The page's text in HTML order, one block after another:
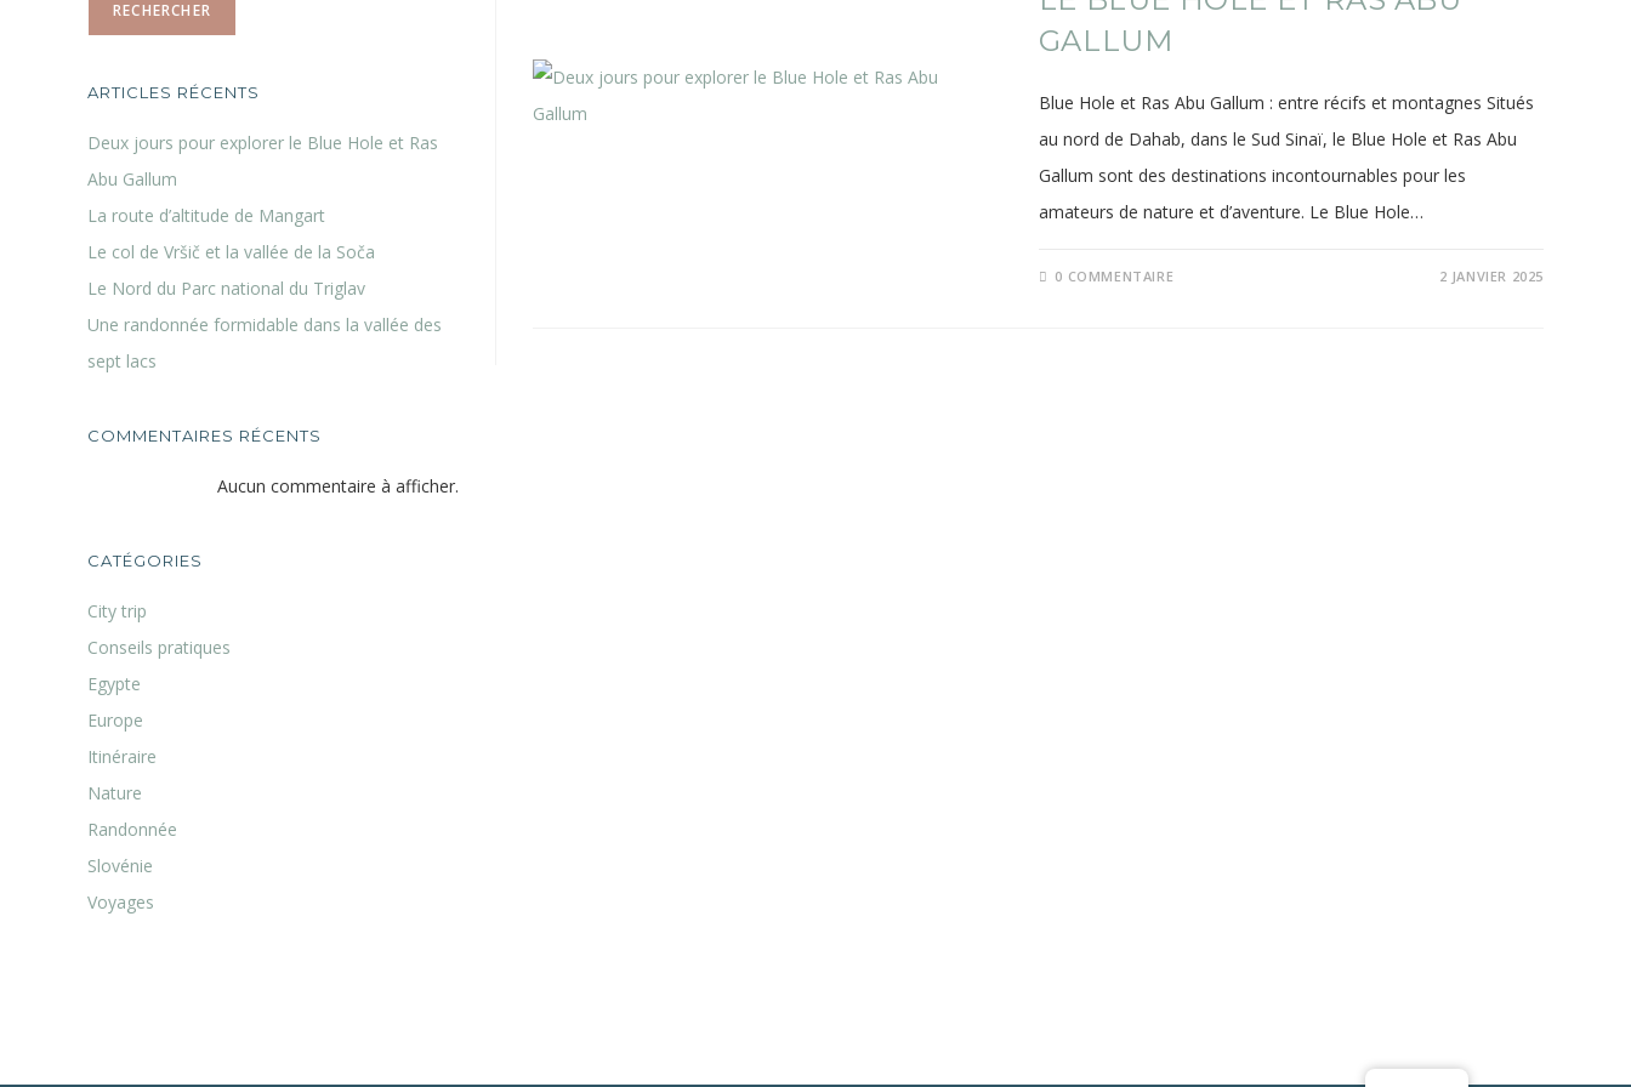
GALLUM
Blue Hole et Ras Abu Gallum : entre récifs et montagnes Situés
au nord de Dahab, dans le Sud Sinaï, le Blue Hole et Ras Abu
Gallum sont des destinations incontournables pour les
amateurs de nature et d’aventure. Le Blue Hole…
0 COMMENTAIRE 2 JANVIER 2025
RECHERCHER
ARTICLES RÉCENTS
Deux jours pour explorer le Blue Hole et Ras
Abu Gallum
La route d’altitude de Mangart
Le col de Vršič et la vallée de la Soča
Le Nord du Parc national du Triglav
Une randonnée formidable dans la vallée des
sept lacs
COMMENTAIRES RÉCENTS
Aucun commentaire à afficher.
CATÉGORIES
City trip
Conseils pratiques
Egypte
Europe
Itinéraire
Nature
Randonnée
Slovénie
Voyages